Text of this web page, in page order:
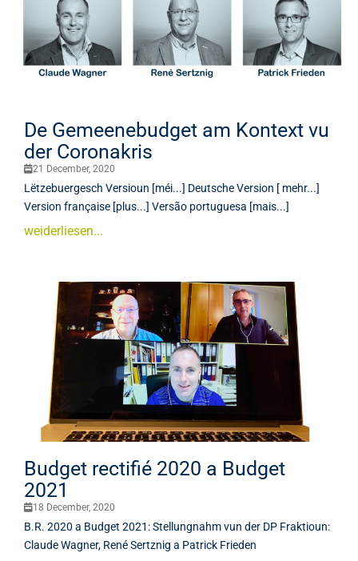
De Gemeenebudget am Kontext vu
der Coronakris
21 December, 2020
Lëtzebuergesch Versioun [méi...] Deutsche Version [ mehr...]
Version française [plus...] Versão portuguesa [mais...]
weiderliesen...
Budget rectifié 2020 a Budget
2021
18 December, 2020
B.R. 2020 a Budget 2021: Stellungnahm vun der DP Fraktioun:
Claude Wagner, René Sertznig a Patrick Frieden